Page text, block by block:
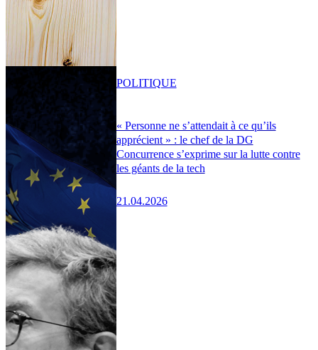
« Personne ne s’attendait à ce qu’ils
apprécient » : le chef de la DG
Concurrence s’exprime sur la lutte contre
les géants de la tech
21.04.2026
POLITIQUE